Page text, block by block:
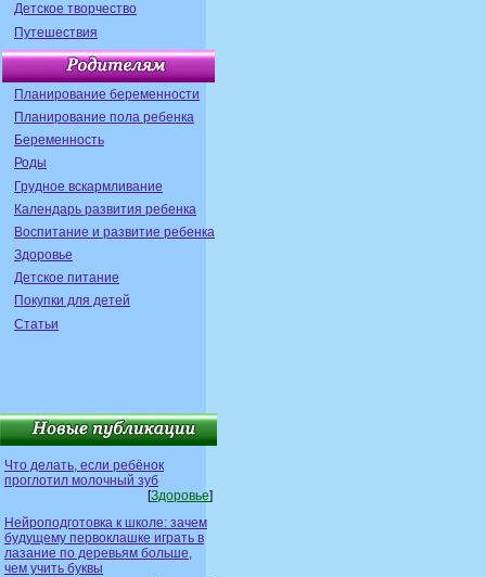
Детское творчество
Путешествия
Планирование беременности
Планирование пола ребенка
Беременность
Роды
Грудное вскармливание
Календарь развития ребенка
Воспитание и развитие ребенка
Здоровье
Детское питание
Покупки для детей
Статьи
Что делать, если ребёнок
проглотил молочный зуб
[Здоровье]
Нейроподготовка к школе: зачем
будущему первоклашке играть в
лазание по деревьям больше,
чем учить буквы